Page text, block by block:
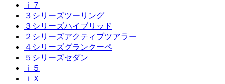
ｉ７
３シリーズツーリング
３シリーズハイブリッド
２シリーズアクティブツアラー
４シリーズグランクーペ
５シリーズセダン
ｉ５
ｉＸ